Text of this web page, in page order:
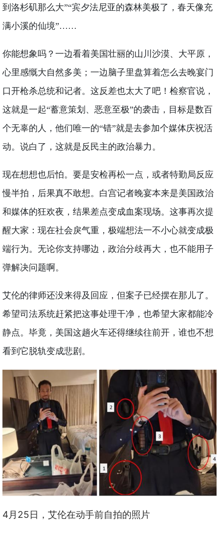
到洛杉矶那么大”“宾夕法尼亚的森林美极了，春天像充
满小溪的仙境”……
你能想象吗？一边看着美国壮丽的山川沙漠、大平原，
心里感慨大自然多美；一边脑子里盘算着怎么去晚宴门
口开枪杀总统和记者。这反差也太大了吧！检察官说，
这就是一起“蓄意策划、恶意至极”的袭击，目标是数百
个无辜的人，他们唯一的“错”就是去参加个媒体庆祝活
动。说白了，这就是反民主的政治暴力。
现在想想也后怕。要是安检再松一点，或者特勤局反应
慢半拍，后果真不敢想。白宫记者晚宴本来是美国政治
和媒体的狂欢夜，结果差点变成血案现场。这事再次提
醒大家：现在社会戾气重，极端想法一不小心就变成极
端行为。无论你支持哪边，政治分歧再大，也不能用子
弹解决问题啊。
艾伦的律师还没来得及回应，但案子已经摆在那儿了。
希望司法系统赶紧把这事处理干净，也希望大家都能冷
静点。毕竟，美国这趟火车还得继续往前开，谁也不想
看到它脱轨变成悲剧。
4月25日，艾伦在动手前自拍的照片